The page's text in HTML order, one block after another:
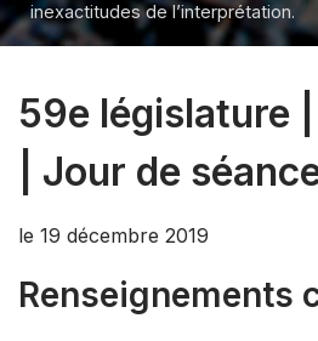
inexactitudes de l’interprétation.
59e législature
| Jour de
le 19 décembre 2019
Renseignements